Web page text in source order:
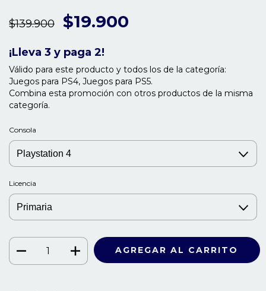
$139.900 $19.900
¡Lleva 3 y paga 2!
Válido para este producto y todos los de la categoría:
Juegos para PS4, Juegos para PS5.
Combina esta promoción con otros productos de la misma
categoría.
Consola
Licencia